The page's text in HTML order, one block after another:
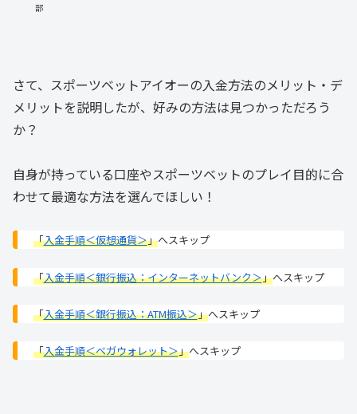
部
さて、スポーツベットアイオーの入金方法のメリット・デ
メリットを説明したが、好みの方法は見つかっただろう
か？
自身が持っている口座やスポーツベットのプレイ目的に合
わせて最適な方法を選んでほしい！
「入金手順＜仮想通貨＞」へスキップ
「入金手順＜銀行振込：インターネットバンク＞」へスキップ
「入金手順＜銀行振込：ATM振込＞」へスキップ
「入金手順＜ベガウォレット＞」へスキップ